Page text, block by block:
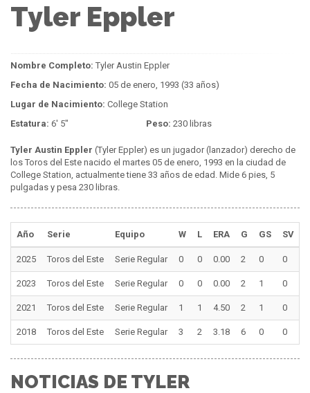
Tyler Eppler
Nombre Completo: Tyler Austin Eppler
Fecha de Nacimiento: 05 de enero, 1993 (33 años)
Lugar de Nacimiento: College Station
Estatura: 6' 5" Peso: 230 libras
Tyler Austin Eppler (Tyler Eppler) es un jugador (lanzador) derecho de
los Toros del Este nacido el martes 05 de enero, 1993 en la ciudad de
College Station, actualmente tiene 33 años de edad. Mide 6 pies, 5
pulgadas y pesa 230 libras.
Año Serie Equipo W L ERA G GS SV
2025 Toros del Este Serie Regular 0 0 0.00 2 0 0
2023 Toros del Este Serie Regular 0 0 0.00 2 1 0
2021 Toros del Este Serie Regular 1 1 4.50 2 1 0
2018 Toros del Este Serie Regular 3 2 3.18 6 0 0
NOTICIAS DE TYLER